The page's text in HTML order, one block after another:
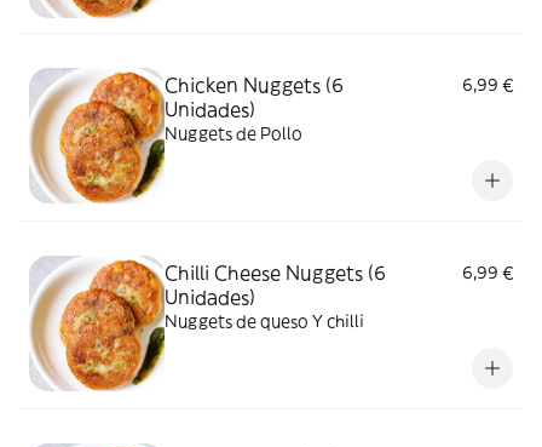
Chicken Nuggets (6
Unidades)
6,99 €
Nuggets de Pollo
Chilli Cheese Nuggets (6
Unidades)
6,99 €
Nuggets de queso Y chilli